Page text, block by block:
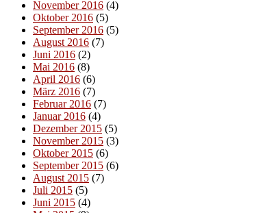
November 2016 (4)
Oktober 2016 (5)
September 2016 (5)
August 2016 (7)
Juni 2016 (2)
Mai 2016 (8)
April 2016 (6)
März 2016 (7)
Februar 2016 (7)
Januar 2016 (4)
Dezember 2015 (5)
November 2015 (3)
Oktober 2015 (6)
September 2015 (6)
August 2015 (7)
Juli 2015 (5)
Juni 2015 (4)